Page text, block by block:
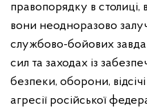
правопорядку в столиці,
вони неодноразово
службово-бойових
сил та заходах із
безпеки, оборони,
агресії російської